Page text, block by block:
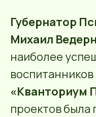
Губернатор
Михаил
наиболее
«Кванториум
проектов была